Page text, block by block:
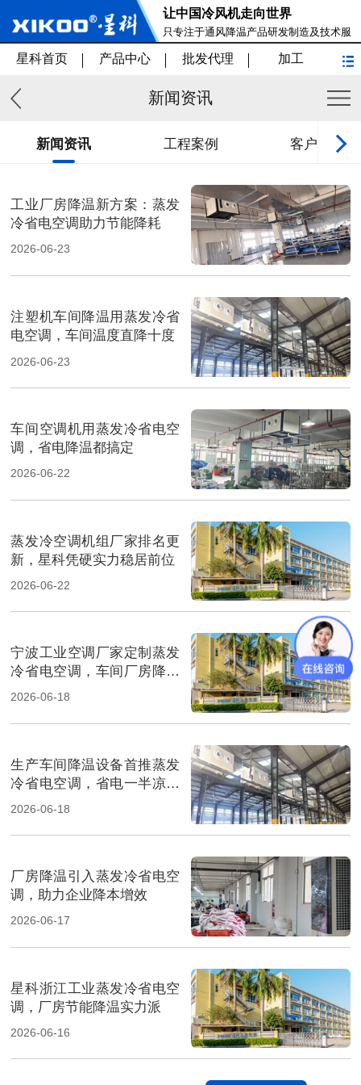
让中国冷风机走向世界
只专注于通风降温产品研发制造及技术服
务
星科首页 产品中心 批发代理 加工
新闻资讯
新闻资讯 工程案例 客户见证
工业厂房降温新方案：蒸发
冷省电空调助力节能降耗
2026-06-23
注塑机车间降温用蒸发冷省
电空调，车间温度直降十度
2026-06-23
车间空调机用蒸发冷省电空
调，省电降温都搞定
2026-06-22
蒸发冷空调机组厂家排名更
新，星科凭硬实力稳居前位
2026-06-22
宁波工业空调厂家定制蒸发
冷省电空调，车间厂房降温
省电
2026-06-18
生产车间降温设备首推蒸发
冷省电空调，省电一半凉快
翻倍
2026-06-18
厂房降温引入蒸发冷省电空
调，助力企业降本增效
2026-06-17
星科浙江工业蒸发冷省电空
调，厂房节能降温实力派
2026-06-16